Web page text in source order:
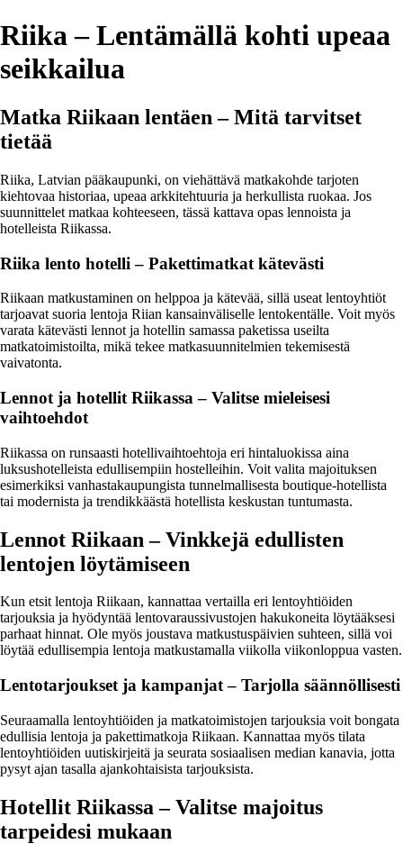
Riika – Lentämällä kohti upeaa
seikkailua
Matka Riikaan lentäen – Mitä tarvitset
tietää
Riika, Latvian pääkaupunki, on viehättävä matkakohde tarjoten
kiehtovaa historiaa, upeaa arkkitehtuuria ja herkullista ruokaa. Jos
suunnittelet matkaa kohteeseen, tässä kattava opas lennoista ja
hotelleista Riikassa.
Riika lento hotelli – Pakettimatkat kätevästi
Riikaan matkustaminen on helppoa ja kätevää, sillä useat lentoyhtiöt
tarjoavat suoria lentoja Riian kansainväliselle lentokentälle. Voit myös
varata kätevästi lennot ja hotellin samassa paketissa useilta
matkatoimistoilta, mikä tekee matkasuunnitelmien tekemisestä
vaivatonta.
Lennot ja hotellit Riikassa – Valitse mieleisesi
vaihtoehdot
Riikassa on runsaasti hotellivaihtoehtoja eri hintaluokissa aina
luksushotelleista edullisempiin hostelleihin. Voit valita majoituksen
esimerkiksi vanhastakaupungista tunnelmallisesta boutique-hotellista
tai modernista ja trendikkäästä hotellista keskustan tuntumasta.
Lennot Riikaan – Vinkkejä edullisten
lentojen löytämiseen
Kun etsit lentoja Riikaan, kannattaa vertailla eri lentoyhtiöiden
tarjouksia ja hyödyntää lentovaraussivustojen hakukoneita löytääksesi
parhaat hinnat. Ole myös joustava matkustuspäivien suhteen, sillä voi
löytää edullisempia lentoja matkustamalla viikolla viikonloppua vasten.
Lentotarjoukset ja kampanjat – Tarjolla säännöllisesti
Seuraamalla lentoyhtiöiden ja matkatoimistojen tarjouksia voit bongata
edullisia lentoja ja pakettimatkoja Riikaan. Kannattaa myös tilata
lentoyhtiöiden uutiskirjeitä ja seurata sosiaalisen median kanavia, jotta
pysyt ajan tasalla ajankohtaisista tarjouksista.
Hotellit Riikassa – Valitse majoitus
tarpeidesi mukaan